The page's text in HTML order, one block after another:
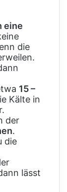
eine
die
15 –
Kälte in
der
.
die
lässt